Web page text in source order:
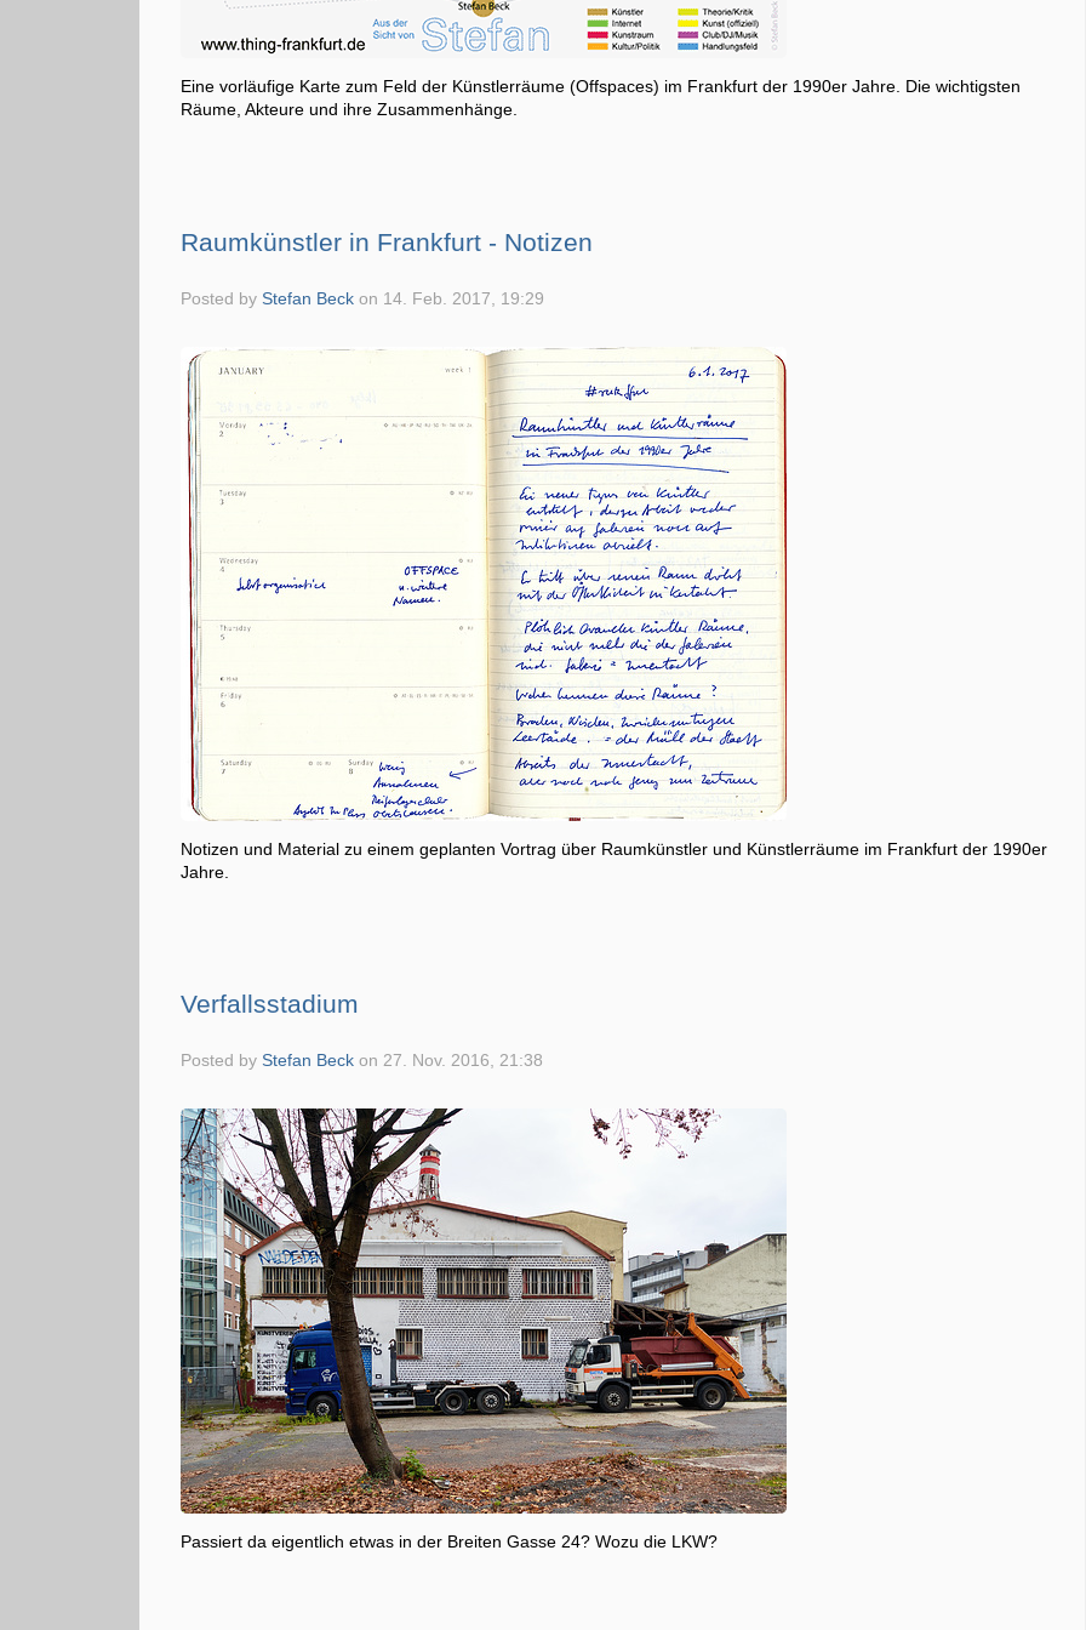
Eine vorläufige Karte zum Feld der Künstlerräume (Offspaces) im Frankfurt der 1990er Jahre. Die wichtigsten
Räume, Akteure und ihre Zusammenhänge.
Raumkünstler in Frankfurt - Notizen
Posted byStefan Beck on 14. Feb. 2017, 19:29
Notizen und Material zu einem geplanten Vortrag über Raumkünstler und Künstlerräume im Frankfurt der 1990er
Jahre.
Verfallsstadium
Posted byStefan Beck on27. Nov. 2016, 21:38
Passiert da eigentlich etwas in der Breiten Gasse 24? Wozu die LKW?